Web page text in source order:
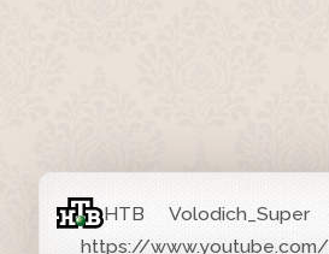
НТВ Volodich_Super
https://